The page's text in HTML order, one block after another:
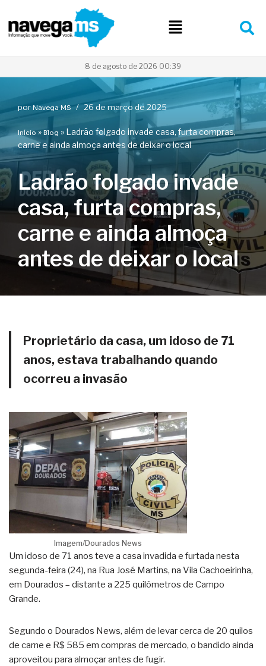
Pular
para
8 de agosto de 2026 00:39
por Navega MS 26 de março de 2025
Início » Blog » Ladrão folgado invade casa, furta compras,
carne e ainda almoça antes de deixar o local
Ladrão folgado invade
casa, furta compras,
carne e ainda almoça
antes de deixar o local
Proprietário da casa, um idoso de 71
anos, estava trabalhando quando
ocorreu a invasão
Imagem/Dourados News
Um idoso de 71 anos teve a casa invadida e furtada nesta
segunda-feira (24), na Rua José Martins, na Vila Cachoeirinha,
em Dourados – distante a 225 quilômetros de Campo
Grande.
Segundo o Dourados News, além de levar cerca de 20 quilos
de carne e R$ 585 em compras de mercado, o bandido ainda
aproveitou para almoçar antes de fugir.